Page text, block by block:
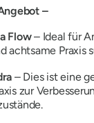
–
Flow– Ideal für
achtsame Praxis
– Dies ist eine
zur